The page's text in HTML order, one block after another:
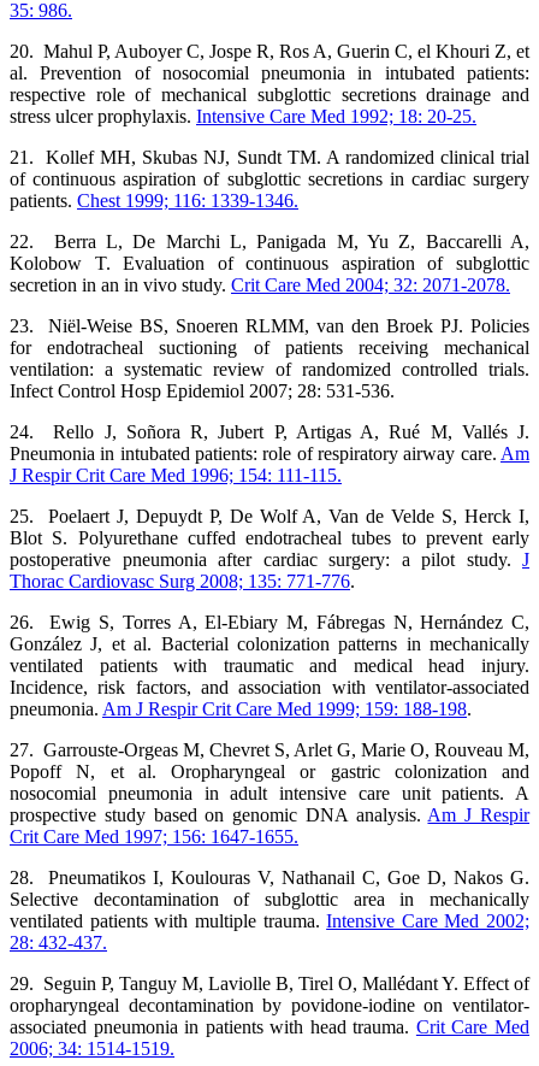
35: 986.
20. Mahul P, Auboyer C, Jospe R, Ros A, Guerin C, el Khouri Z, et
al. Prevention of nosocomial pneumonia in intubated patients:
respective role of mechanical subglottic secretions drainage and
stress ulcer prophylaxis. Intensive Care Med 1992; 18: 20-25.
21. Kollef MH, Skubas NJ, Sundt TM. A randomized clinical trial
of continuous aspiration of subglottic secretions in cardiac surgery
patients. Chest 1999; 116: 1339-1346.
22. Berra L, De Marchi L, Panigada M, Yu Z, Baccarelli A,
Kolobow T. Evaluation of continuous aspiration of subglottic
secretion in an in vivo study. Crit Care Med 2004; 32: 2071-2078.
23. Niël-Weise BS, Snoeren RLMM, van den Broek PJ. Policies
for endotracheal suctioning of patients receiving mechanical
ventilation: a systematic review of randomized controlled trials.
Infect Control Hosp Epidemiol 2007; 28: 531-536.
24. Rello J, Soñora R, Jubert P, Artigas A, Rué M, Vallés J.
Pneumonia in intubated patients: role of respiratory airway care. Am
J Respir Crit Care Med 1996; 154: 111-115.
25. Poelaert J, Depuydt P, De Wolf A, Van de Velde S, Herck I,
Blot S. Polyurethane cuffed endotracheal tubes to prevent early
postoperative pneumonia after cardiac surgery: a pilot study. J
Thorac Cardiovasc Surg 2008; 135: 771-776.
26. Ewig S, Torres A, El-Ebiary M, Fábregas N, Hernández C,
González J, et al. Bacterial colonization patterns in mechanically
ventilated patients with traumatic and medical head injury.
Incidence, risk factors, and association with ventilator-associated
pneumonia. Am J Respir Crit Care Med 1999; 159: 188-198.
27. Garrouste-Orgeas M, Chevret S, Arlet G, Marie O, Rouveau M,
Popoff N, et al. Oropharyngeal or gastric colonization and
nosocomial pneumonia in adult intensive care unit patients. A
prospective study based on genomic DNA analysis. Am J Respir
Crit Care Med 1997; 156: 1647-1655.
28. Pneumatikos I, Koulouras V, Nathanail C, Goe D, Nakos G.
Selective decontamination of subglottic area in mechanically
ventilated patients with multiple trauma.Intensive Care Med 2002;
28: 432-437.
29. Seguin P, Tanguy M, Laviolle B, Tirel O, Mallédant Y. Effect of
oropharyngeal decontamination by povidone-iodine on ventilator-
associated pneumonia in patients with head trauma. Crit Care Med
2006; 34: 1514-1519.